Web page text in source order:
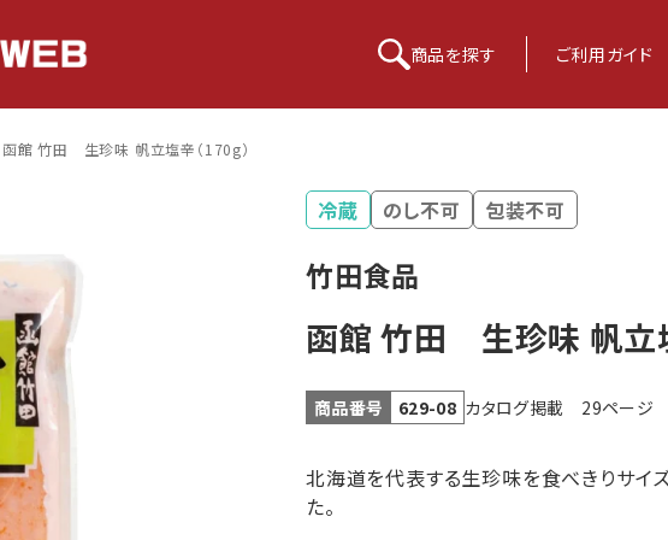
商品を探す ご利用ガイド
函館 竹田 生珍味 帆立塩辛（170g）
冷蔵 のし不可 包装不可
竹田食品
函館 竹田 生珍味 帆立
商品番号 629-08 カタログ掲載 29ページ
北海道を代表する生珍味を食べきりサイ
た。